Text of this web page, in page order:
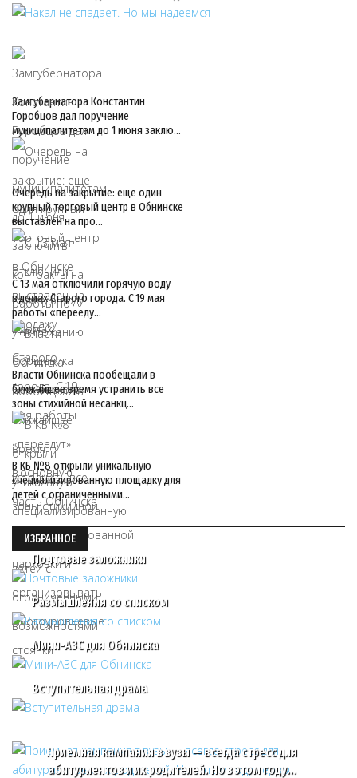
Замгубернатора Константин
Горобцов дал поручение
муниципалитетам до 1 июня заклю…
Очередь на закрытие: еще один
крупный торговый центр в Обнинске
выставлен на про…
С 13 мая отключили горячую воду
в домах Старого города. С 19 мая
работы «перееду…
Власти Обнинска пообещали в
ближайшее время устранить все
зоны стихийной несанкц…
В КБ №8 открыли уникальную
специализированную площадку для
детей с ограниченными…
ИЗБРАННОЕ
Почтовые заложники
Размышления со списком
Мини-АЗС для Обнинска
Вступительная драма
Приемная кампания в вузы — всегда стресс для
абитуриентов и их родителей. Но в этом году…